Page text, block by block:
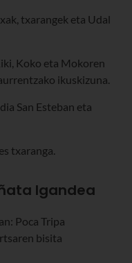
txarangek eta Udal
Koko eta Mokoren
ikuskizuna.
San Esteban eta
txaranga.
Igandea
Poca Tripa
bisita